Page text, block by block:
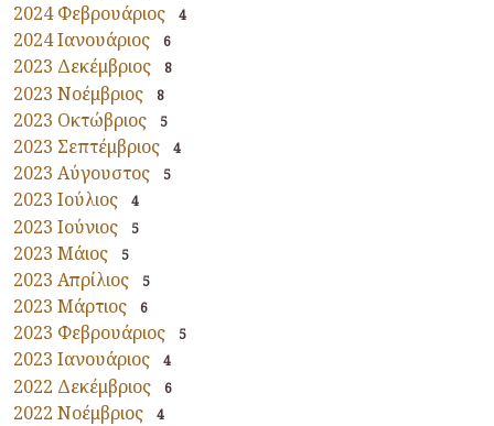
2024 Φεβρουάριος 4
2024 Ιανουάριος 6
2023 Δεκέμβριος 8
2023 Νοέμβριος 8
2023 Οκτώβριος 5
2023 Σεπτέμβριος 4
2023 Αύγουστος 5
2023 Ιούλιος 4
2023 Ιούνιος 5
2023 Μάιος 5
2023 Απρίλιος 5
2023 Μάρτιος 6
2023 Φεβρουάριος 5
2023 Ιανουάριος 4
2022 Δεκέμβριος 6
2022 Νοέμβριος 4